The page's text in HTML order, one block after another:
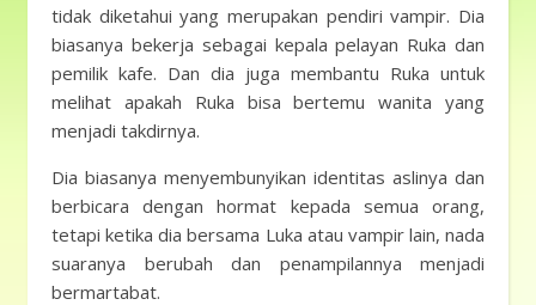
tidak diketahui yang merupakan pendiri vampir. Dia
biasanya bekerja sebagai kepala pelayan Ruka dan
pemilik kafe. Dan dia juga membantu Ruka untuk
melihat apakah Ruka bisa bertemu wanita yang
menjadi takdirnya.
Dia biasanya menyembunyikan identitas aslinya dan
berbicara dengan hormat kepada semua orang,
tetapi ketika dia bersama Luka atau vampir lain, nada
suaranya berubah dan penampilannya menjadi
bermartabat.